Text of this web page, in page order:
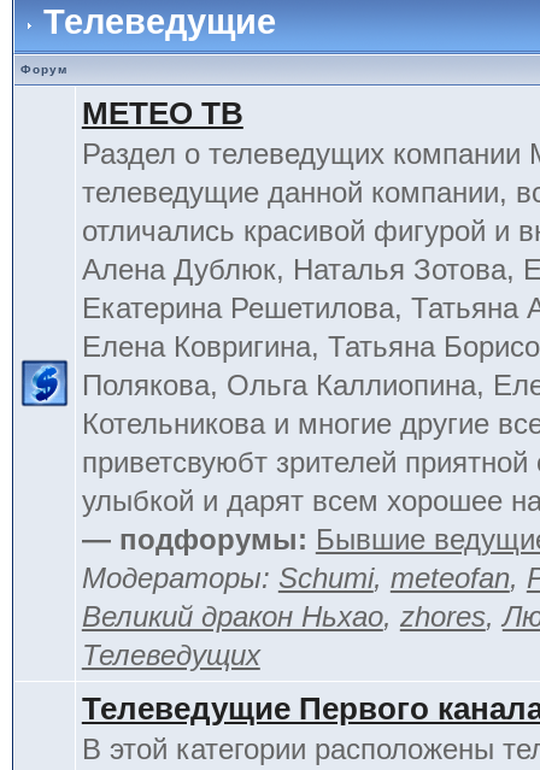
Телеведущие
Форум
МЕТЕО ТВ
Раздел о телеведущих
телеведущие данной компании,
отличались красивой фигурой и
Алена Дублюк, Наталья Зотова,
Екатерина Решетилова, Татьяна
Елена Ковригина, Татьяна
Полякова, Ольга Каллиопина,
Котельникова и многие другие
приветсвуюбт зрителей приятной
улыбкой и дарят всем хорошее
— подфорумы: Бывшие
Модераторы: Schumi, meteofan,
Великий дракон Ньхао, zhores,
Телеведущих
Телеведущие Первого
В этой категории расположены